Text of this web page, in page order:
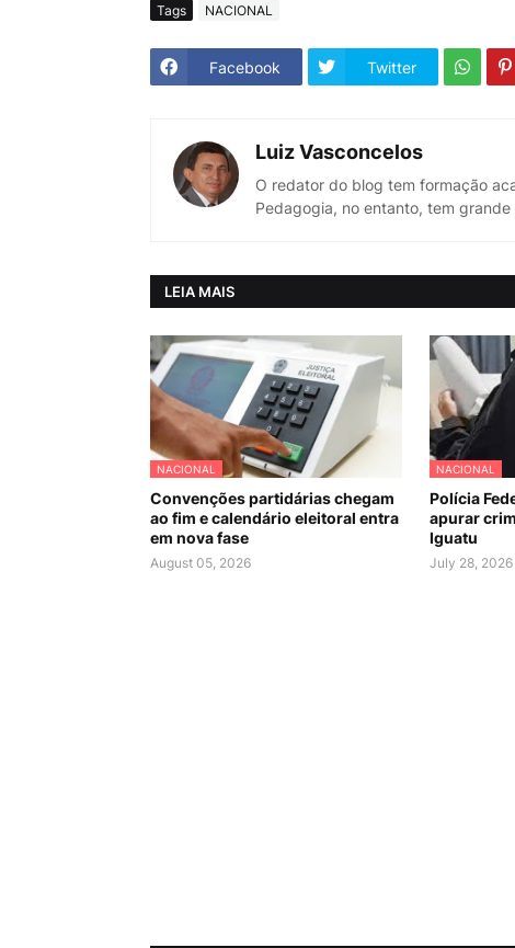
Tags NACIONAL
Facebook Twitter
Luiz Vasconcelos
O redator do blog tem formação
Pedagogia, no entanto, tem
LEIA MAIS
NACIONAL
Convenções partidárias chegam
ao fim e calendário eleitoral entra
em nova fase
August 05, 2026
NACIONAL
Polícia
apurar
Iguatu
July 28, 2026